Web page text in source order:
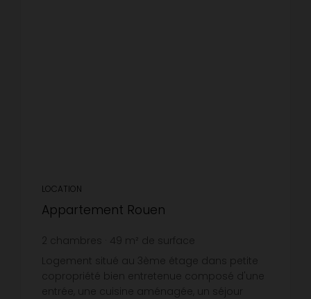
LOCATION
Appartement Rouen
2 chambres 49 m² de surface
11,84 € prix / m²
Logement situé au 3ème étage dans petite
copropriété bien entretenue composé d'une
entrée, une cuisine aménagée, un séjour